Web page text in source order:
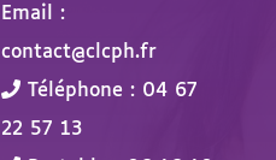
Email :
contact@clcph.fr
Téléphone : 04 67
22 57 13